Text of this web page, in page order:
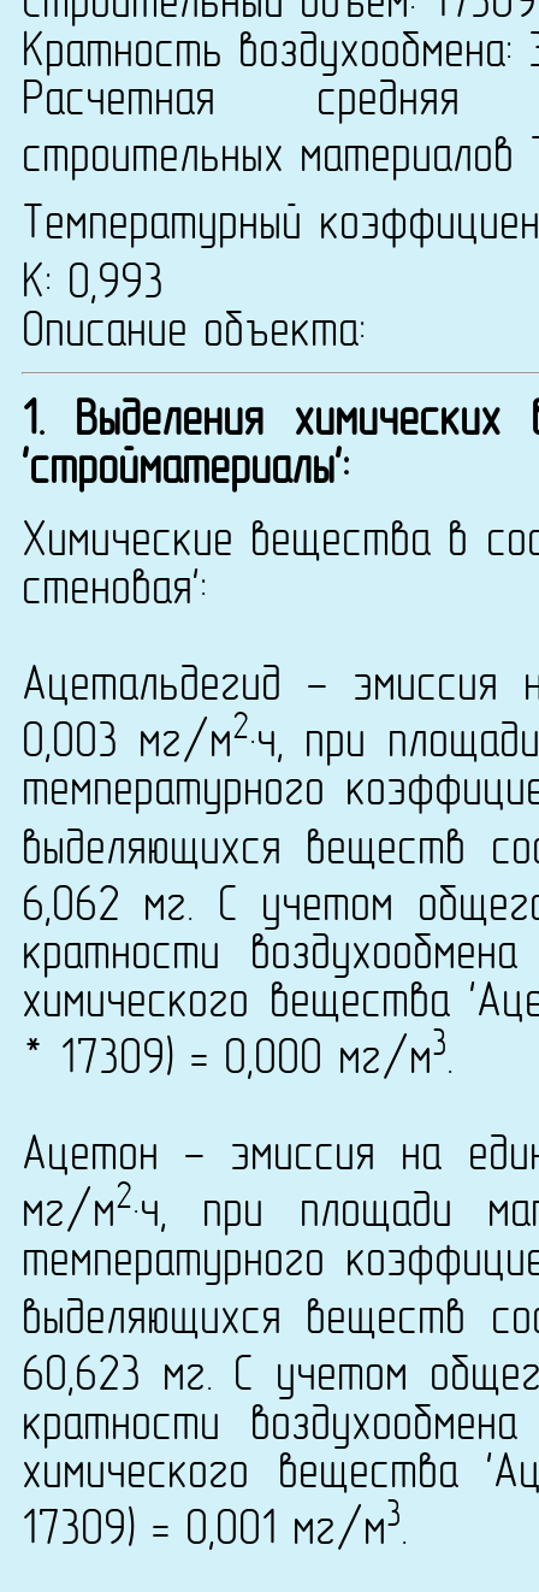
Кратность
Расчетная средняя
строительных материалов
Температурный
К: 0,993
Описание объекта:
1. Выделения
'стройматериалы':
Химические вещества в
стеновая':
Ацетальдегид - эмиссия
0,003 мг/м2·ч, при
температурного
выделяющихся веществ
6,062 мг. С учетом
кратности
химического вещества
* 17309) = 0,000 мг/м3.
Ацетон - эмиссия на
мг/м2·ч, при площади
температурного
выделяющихся веществ
60,623 мг. С учетом
кратности
химического вещества
17309) = 0,001 мг/м3.